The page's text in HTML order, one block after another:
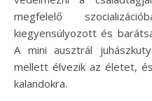
megfelelő
kiegyensúlyozott és
A mini ausztrál
mellett élvezik az életet,
kalandokra.